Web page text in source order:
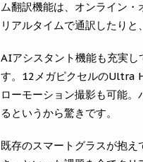
ム翻訳機能は、オンライン
リアルタイムで通訳したりと
AIアシスタント機能も充実し
す。12メガピクセルのUltra
ローモーション撮影も可能
るというから驚きです。
既存のスマートグラスが抱